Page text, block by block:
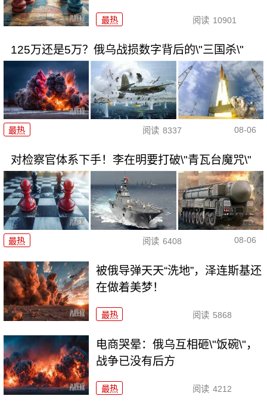
最热 阅读 10901
125万还是5万？俄乌战损数字背后的\"三国杀\"
最热 阅读 8337 08-06
对检察官体系下手！李在明要打破\"青瓦台魔咒\"
最热 阅读 6408 08-06
被俄导弹天天“洗地”，泽连斯基还
在做着美梦！
最热 阅读 5868
电商哭晕：俄乌互相砸\"饭碗\"，
战争已没有后方
最热 阅读 4212